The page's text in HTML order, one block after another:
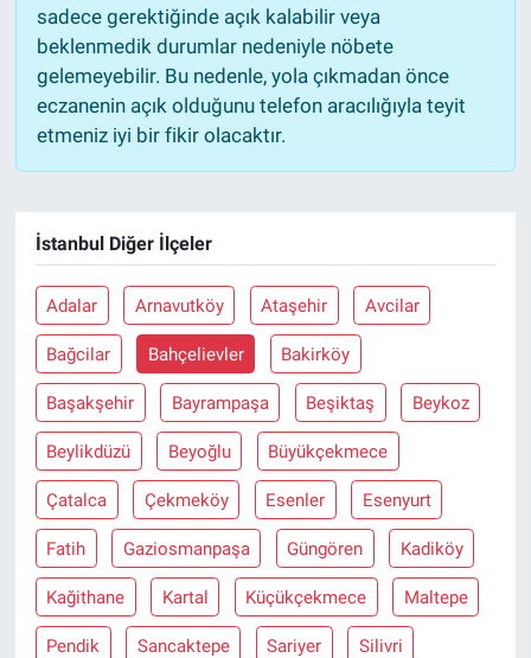
sadece gerektiğinde açık kalabilir veya
beklenmedik durumlar nedeniyle nöbete
gelemeyebilir. Bu nedenle, yola çıkmadan önce
eczanenin açık olduğunu telefon aracılığıyla teyit
etmeniz iyi bir fikir olacaktır.
İstanbul Diğer İlçeler
Adalar Arnavutköy Ataşehir Avcilar
Bağcilar Bahçelievler Bakirköy
Başakşehir Bayrampaşa Beşiktaş Beykoz
Beylikdüzü Beyoğlu Büyükçekmece
Çatalca Çekmeköy Esenler Esenyurt
Fatih Gaziosmanpaşa Güngören Kadiköy
Kağithane Kartal Küçükçekmece Maltepe
Pendik Sancaktepe Sariyer Silivri